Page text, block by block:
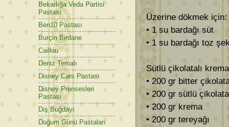
Üzerine dökmek için:
• 1 su bardağı süt
• 1 su bardağı toz
Sütlü çikolatalı
• 200 gr bitter
• 200 gr sütlü çikolata
• 200 gr krema
• 200 gr tereyağı
Bekarlığa Veda Partisi
Pastası
Ben10 Pastası
Burçin Birdane
Caillou
Deniz Temalı
Disney Cars Pastası
Disney Prensesleri
Pastası
Diş Buğdayı
Doğum Günü Pastaları